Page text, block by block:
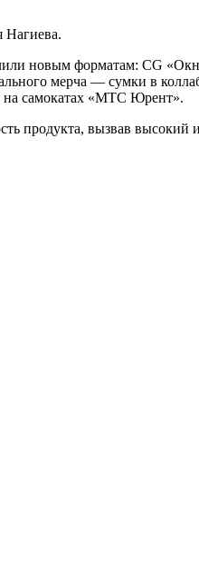
Нагиева.
новым форматам: CG
мерча — сумки в
самокатах «МТС Юрент».
продукта, вызвав высокий